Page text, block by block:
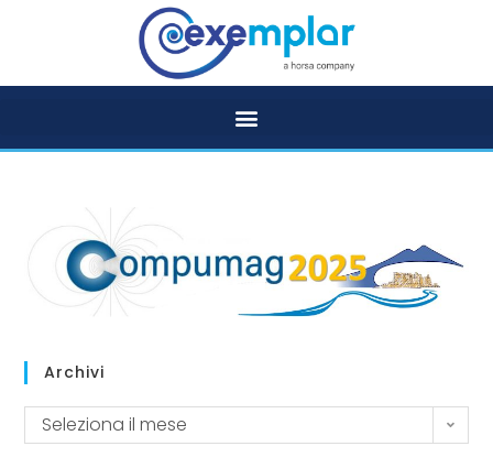
Archivi
Seleziona il mese